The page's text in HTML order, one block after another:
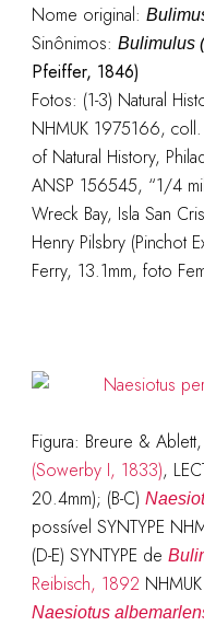
Nome original:
Sinônimos: Bulimulus
Pfeiffer, 1846)
Fotos: (1-3) Natural
NHMUK 1975166,
of Natural History,
ANSP 156545, “1/4
Wreck Bay, Isla San
Henry Pilsbry (Pinchot
Ferry, 13.1mm, foto
Figura: Breure &
(Sowerby I, 1833),
20.4mm); (B-C)
possível SYNTYPE
(D-E) SYNTYPE de
Reibisch, 1892
Naesiotus